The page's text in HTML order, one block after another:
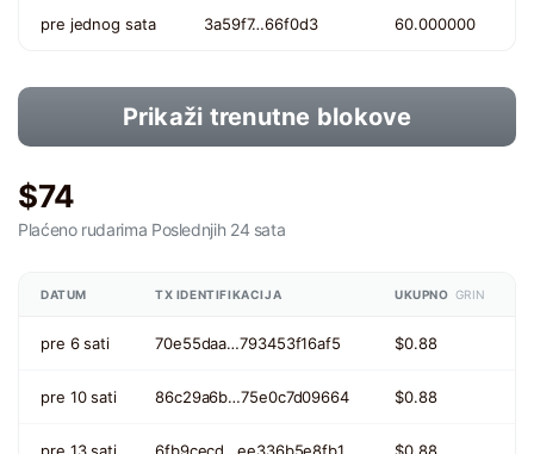
pre jednog sata 3a59f7…66f0d3 60.000000
Prikaži trenutne blokove
$74
Plaćeno rudarima Poslednjih 24 sata
DATUM TX IDENTIFIKACIJA UKUPNO GRIN
pre 6 sati 70e55daa…793453f16af5 $0.88
pre 10 sati 86c29a6b…75e0c7d09664 $0.88